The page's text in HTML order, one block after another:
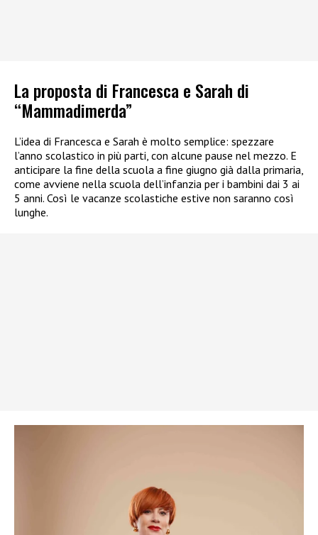
La proposta di Francesca e Sarah di
“Mammadimerda”
L’idea di Francesca e Sarah è molto semplice: spezzare
l’anno scolastico in più parti, con alcune pause nel mezzo. E
anticipare la fine della scuola a fine giugno già dalla primaria,
come avviene nella scuola dell’infanzia per i bambini dai 3 ai
5 anni. Così le vacanze scolastiche estive non saranno così
lunghe.